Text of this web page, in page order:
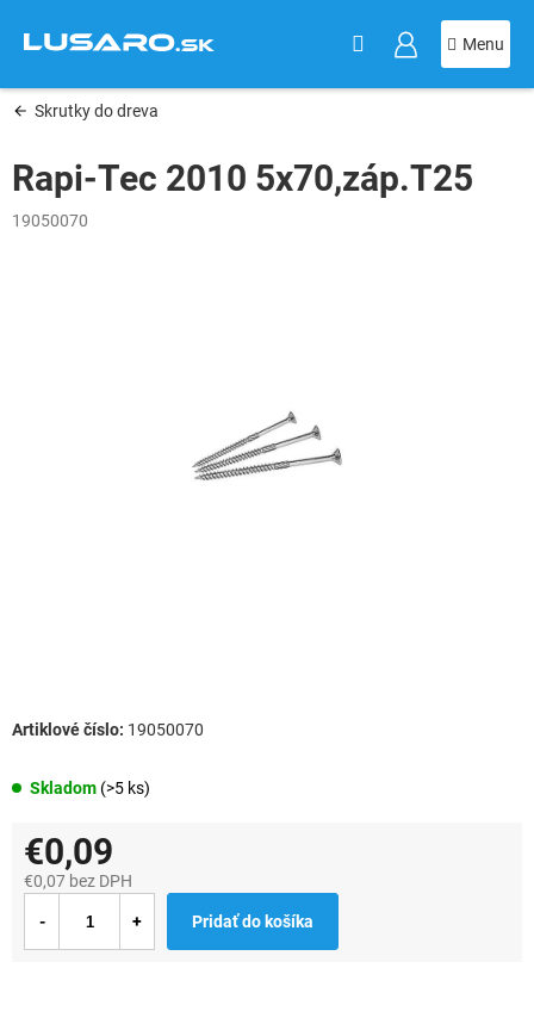
obsah
Skrutky do dreva
Rapi-Tec 2010 5x70,záp.T25
19050070
Skladom (>5 ks)
19050070
€0,09
€0,07 bez DPH
cena:
Pridať do košíka